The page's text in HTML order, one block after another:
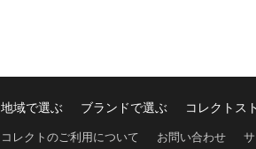
地域で選ぶ ブランドで選ぶ コレクトス
コレクトのご利用について お問い合わせ